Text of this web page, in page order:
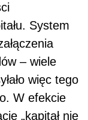
System
– wiele
więc tego
W efekcie
„kapitał nie